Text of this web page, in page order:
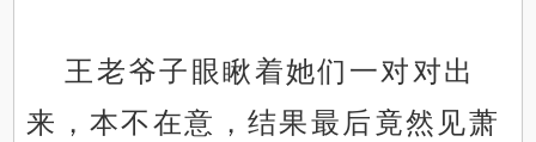
王老爷子眼瞅着她们一对对出
来，本不在意，结果最后竟然见萧